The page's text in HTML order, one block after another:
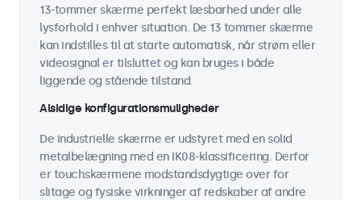
13-tommer skærme perfekt læsbarhed under alle
lysforhold i enhver situation. De 13 tommer skærme
kan indstilles til at starte automatisk, når strøm eller
videosignal er tilsluttet og kan bruges i både
liggende og stående tilstand.
Alsidige konfigurationsmuligheder
De industrielle skærme er udstyret med en solid
metalbelægning med en IK08-klassificering. Derfor
er touchskærmene modstandsdygtige over for
slitage og fysiske virkninger af redskaber af andre